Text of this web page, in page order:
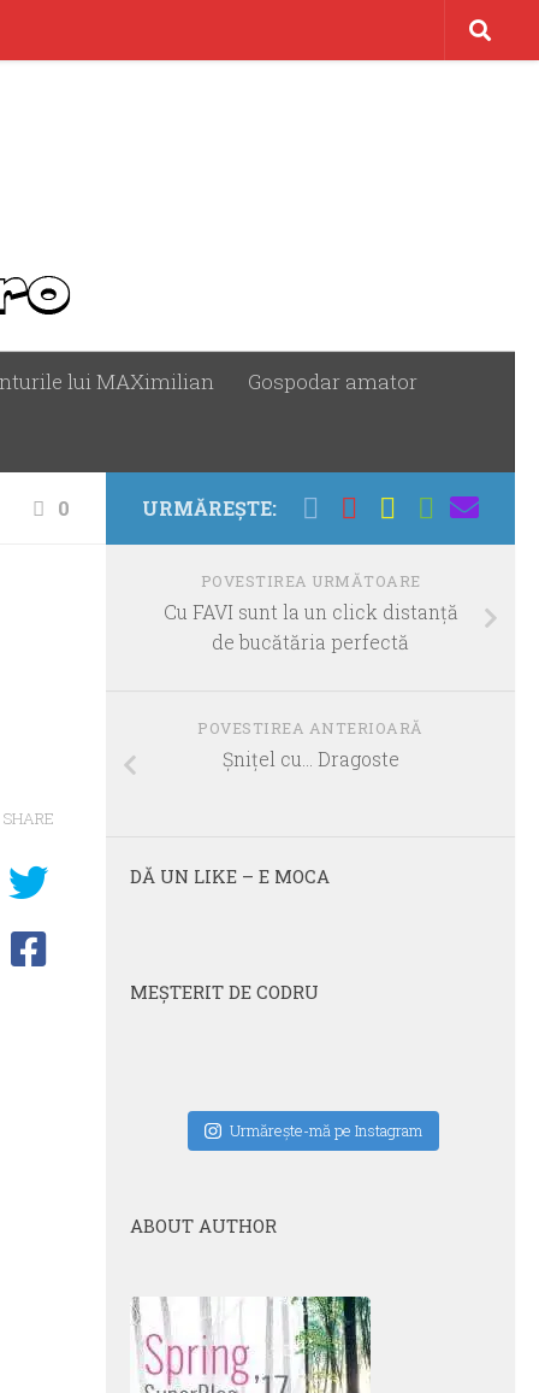
lui MAXimilian Gospodar amator
0
SHARE
URMĂREȘTE:
POVESTIREA URMĂTOARE
Cu FAVI sunt la un click distanţă
de bucătăria perfectă
POVESTIREA ANTERIOARĂ
Șnițel cu… Dragoste
DĂ UN LIKE – E MOCA
MEŞTERIT DE CODRU
Urmăreşte-mă pe Instagram
ABOUT AUTHOR